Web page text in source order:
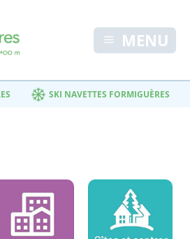
MENU
SKI NAVETTES FORMIGUÈRES